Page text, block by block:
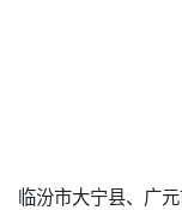
临汾市大宁县、广